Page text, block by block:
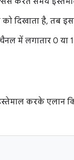
दिखाता है, तब
में लगातार 0 या
करके एलान